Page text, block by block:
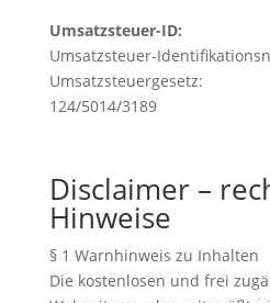
Umsatzsteuer-ID:
Umsatzsteuer-
Umsatzsteuergesetz:
124/5014/3189
Disclaimer –
Hinweise
§ 1 Warnhinweis zu Inhalten
Die kostenlosen und frei